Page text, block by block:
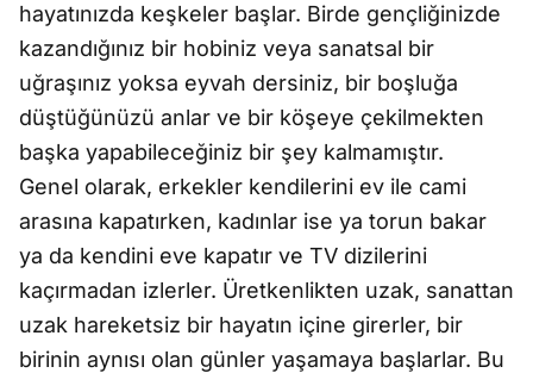
hayatınızda keşkeler başlar. Birde gençliğinizde
kazandığınız bir hobiniz veya sanatsal bir
uğraşınız yoksa eyvah dersiniz, bir boşluğa
düştüğünüzü anlar ve bir köşeye çekilmekten
başka yapabileceğiniz bir şey kalmamıştır.
Genel olarak, erkekler kendilerini ev ile cami
arasına kapatırken, kadınlar ise ya torun bakar
ya da kendini eve kapatır ve TV dizilerini
kaçırmadan izlerler. Üretkenlikten uzak, sanattan
uzak hareketsiz bir hayatın içine girerler, bir
birinin aynısı olan günler yaşamaya başlarlar. Bu